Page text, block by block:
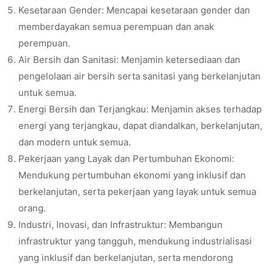
Kesetaraan Gender: Mencapai kesetaraan gender dan
memberdayakan semua perempuan dan anak
perempuan.
Air Bersih dan Sanitasi: Menjamin ketersediaan dan
pengelolaan air bersih serta sanitasi yang berkelanjutan
untuk semua.
Energi Bersih dan Terjangkau: Menjamin akses terhadap
energi yang terjangkau, dapat diandalkan, berkelanjutan,
dan modern untuk semua.
Pekerjaan yang Layak dan Pertumbuhan Ekonomi:
Mendukung pertumbuhan ekonomi yang inklusif dan
berkelanjutan, serta pekerjaan yang layak untuk semua
orang.
Industri, Inovasi, dan Infrastruktur: Membangun
infrastruktur yang tangguh, mendukung industrialisasi
yang inklusif dan berkelanjutan, serta mendorong